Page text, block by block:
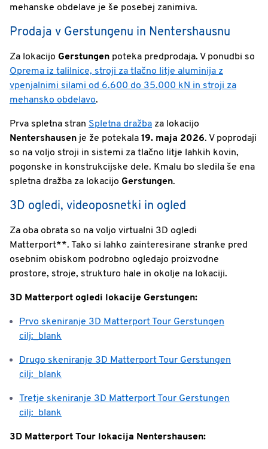
mehanske obdelave je še posebej zanimiva.
Prodaja v Gerstungenu in Nentershausnu
Za lokacijo Gerstungen poteka predprodaja. V ponudbi so
Oprema iz talilnice, stroji za tlačno litje aluminija z
vpenjalnimi silami od 6.600 do 35.000 kN in stroji za
mehansko obdelavo.
Prva spletna stran Spletna dražba za lokacijo
Nentershausen je že potekala 19. maja 2026. V poprodaji
so na voljo stroji in sistemi za tlačno litje lahkih kovin,
pogonske in konstrukcijske dele. Kmalu bo sledila še ena
spletna dražba za lokacijo Gerstungen.
3D ogledi, videoposnetki in ogled
Za oba obrata so na voljo virtualni 3D ogledi
Matterport**. Tako si lahko zainteresirane stranke pred
osebnim obiskom podrobno ogledajo proizvodne
prostore, stroje, strukturo hale in okolje na lokaciji.
3D Matterport ogledi lokacije Gerstungen:
Prvo skeniranje 3D Matterport Tour Gerstungen
cilj:_blank
Drugo skeniranje 3D Matterport Tour Gerstungen
cilj:_blank
Tretje skeniranje 3D Matterport Tour Gerstungen
cilj:_blank
3D Matterport Tour lokacija Nentershausen: